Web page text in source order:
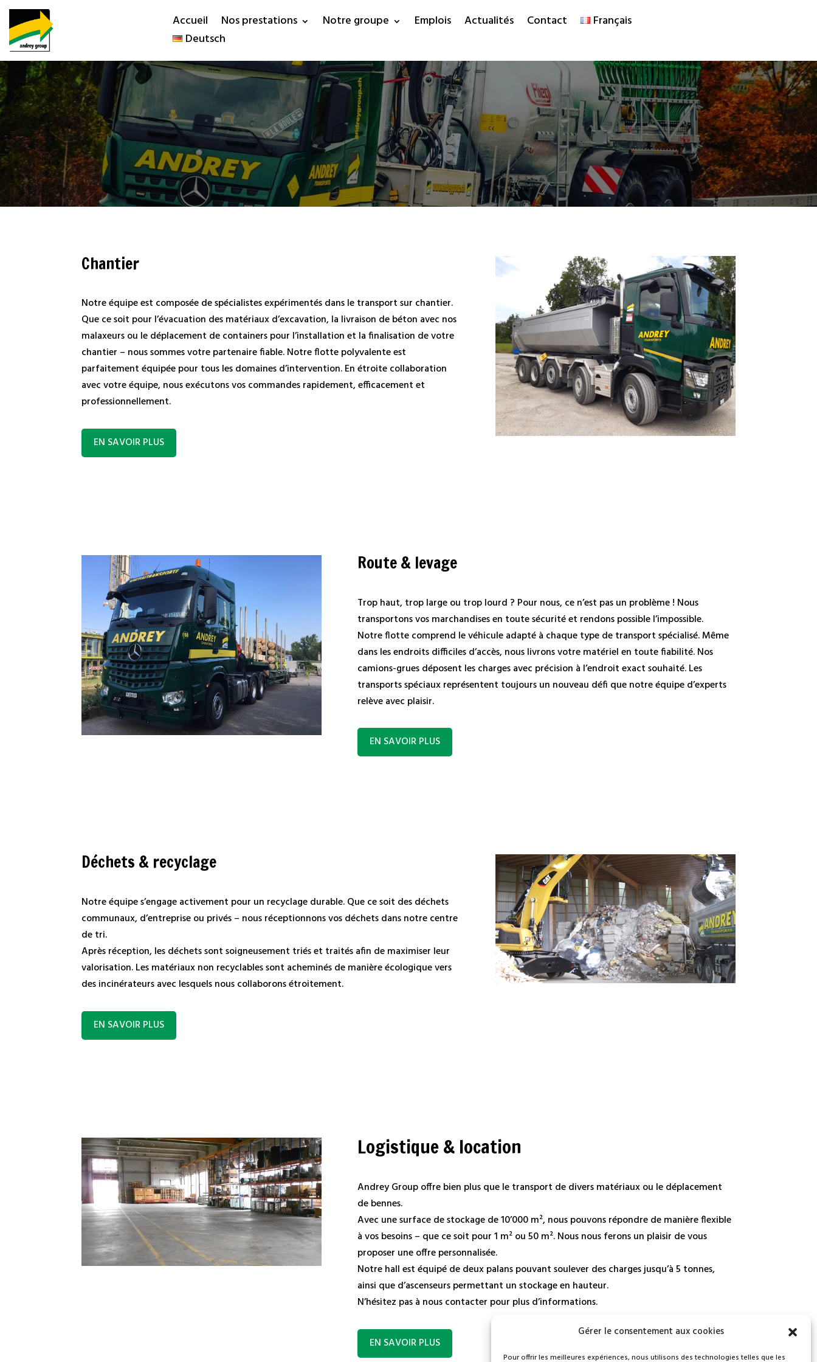
Gérer le consentement aux cookies
Pour offrir les meilleures expériences, nous utilisons des technologies telles que les
Accueil Nos prestations Notre groupe Emplois Actualités Contact
Français
Deutsch
Chantier
Notre équipe est composée de spécialistes expérimentés dans le transport sur chantier.
Que ce soit pour l’évacuation des matériaux d’excavation, la livraison de béton avec nos
malaxeurs ou le déplacement de containers pour l’installation et la finalisation de votre
chantier – nous sommes votre partenaire fiable. Notre flotte polyvalente est
parfaitement équipée pour tous les domaines d’intervention. En étroite collaboration
avec votre équipe, nous exécutons vos commandes rapidement, efficacement et
professionnellement.
EN SAVOIR PLUS
Route & levage
Trop haut, trop large ou trop lourd ? Pour nous, ce n’est pas un problème ! Nous
transportons vos marchandises en toute sécurité et rendons possible l’impossible.
Notre flotte comprend le véhicule adapté à chaque type de transport spécialisé. Même
dans les endroits difficiles d’accès, nous livrons votre matériel en toute fiabilité. Nos
camions-grues déposent les charges avec précision à l’endroit exact souhaité. Les
transports spéciaux représentent toujours un nouveau défi que notre équipe d’experts
relève avec plaisir.
EN SAVOIR PLUS
Déchets & recyclage
Notre équipe s’engage activement pour un recyclage durable. Que ce soit des déchets
communaux, d’entreprise ou privés – nous réceptionnons vos déchets dans notre centre
de tri.
Après réception, les déchets sont soigneusement triés et traités afin de maximiser leur
valorisation. Les matériaux non recyclables sont acheminés de manière écologique vers
des incinérateurs avec lesquels nous collaborons étroitement.
EN SAVOIR PLUS
Logistique & location
Andrey Group offre bien plus que le transport de divers matériaux ou le déplacement
de bennes.
Avec une surface de stockage de 10’000 m², nous pouvons répondre de manière flexible
à vos besoins – que ce soit pour 1 m² ou 50 m². Nous nous ferons un plaisir de vous
proposer une offre personnalisée.
Notre hall est équipé de deux palans pouvant soulever des charges jusqu’à 5 tonnes,
ainsi que d’ascenseurs permettant un stockage en hauteur.
N’hésitez pas à nous contacter pour plus d’informations.
EN SAVOIR PLUS